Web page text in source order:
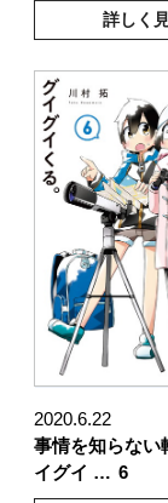
詳しく
2020.6.22
事情を知らない
イグイ … 6